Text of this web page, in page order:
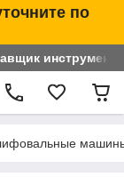
по